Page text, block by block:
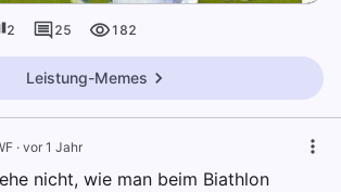
2 25 182
Leistung-Memes
· vor 1 Jahr
nicht, wie man beim Biathlon